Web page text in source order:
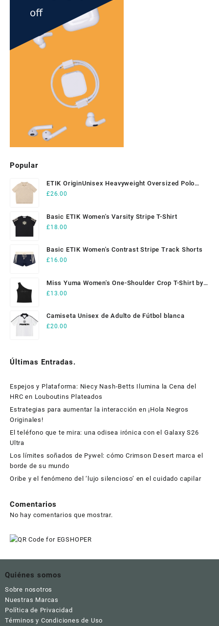
Popular
ETIK OriginUnisex Heavyweight Oversized Polo
Shirt
£26.00
Basic ETIK Women's Varsity Stripe T-Shirt
£18.00
Basic ETIK Women's Contrast Stripe Track Shorts
£16.00
Miss Yuma Women's One-Shoulder Crop T-Shirt by
ETIK
£13.00
Camiseta Unisex de Adulto de Fútbol blanca
£20.00
Últimas Entradas.
Espejos y Plataforma: Niecy Nash-Betts Ilumina la Cena del
HRC en Louboutins Plateados
Estrategias para aumentar la interacción en ¡Hola Negros
Originales!
El teléfono que te mira: una odisea irónica con el Galaxy S26
Ultra
Los límites soñados de Pywel: cómo Crimson Desert marca el
borde de su mundo
Oribe y el fenómeno del ‘lujo silencioso’ en el cuidado capilar
Comentarios
No hay comentarios que mostrar.
Quiénes somos
Sobre nosotros
Nuestras Marcas
Política de Privacidad
Términos y Condiciones de Uso